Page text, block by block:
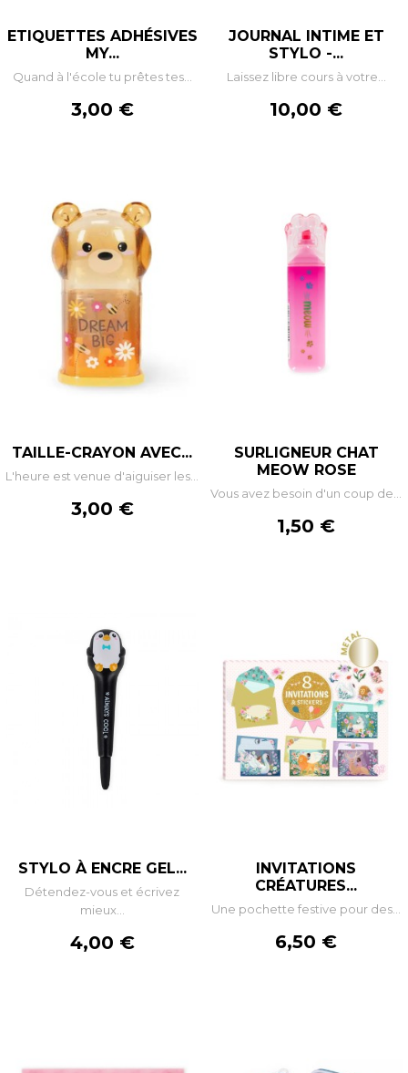
ETIQUETTES ADHÉSIVES
MY...
Quand à l'école tu prêtes tes...
Prix
3,00 €
JOURNAL INTIME ET
STYLO -...
Laissez libre cours à votre...
Prix
10,00 €
TAILLE-CRAYON AVEC...
L'heure est venue d'aiguiser les...
Prix
3,00 €
SURLIGNEUR CHAT
MEOW ROSE
Vous avez besoin d'un coup de...
Prix
1,50 €
STYLO À ENCRE GEL...
Détendez-vous et écrivez
mieux...
Prix
4,00 €
INVITATIONS
CRÉATURES...
Une pochette festive pour des...
Prix
6,50 €